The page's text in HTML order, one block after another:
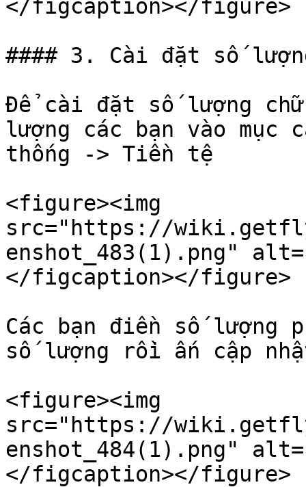
</figcaption></figure>
#### 3. Cài đặt số
Để cài đặt số lượng
lượng các bạn vào
thống -> Tiền tệ
<figure><img
src="https://
enshot_483(1).png"
</figcaption></figure>
Các bạn điền số lượng
số lượng rồi ấn cập
<figure><img
src="https://
enshot_484(1).png"
</figcaption></figure>